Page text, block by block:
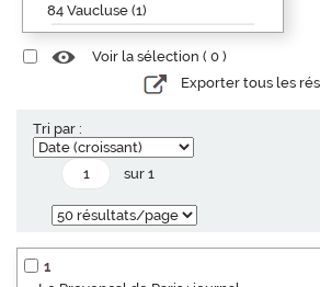
84 Vaucluse (1)
Voir la sélection ( 0 )
Exporter tous les
Tri par :
sur 1
1